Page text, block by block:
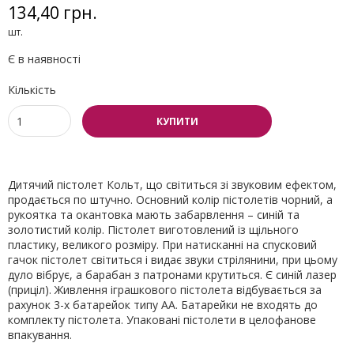
134,40 грн.
шт.
Є в наявності
Кількість
КУПИТИ
Дитячий пістолет Кольт, що світиться зі звуковим ефектом,
продається по штучно. Основний колір пістолетів чорний, а
рукоятка та окантовка мають забарвлення – синій та
золотистий колір. Пістолет виготовлений із щільного
пластику, великого розміру. При натисканні на спусковий
гачок пістолет світиться і видає звуки стрілянини, при цьому
дуло вібрує, а барабан з патронами крутиться. Є синій лазер
(приціл). Живлення іграшкового пістолета відбувається за
рахунок 3-х батарейок типу АА. Батарейки не входять до
комплекту пістолета. Упаковані пістолети в целофанове
впакування.